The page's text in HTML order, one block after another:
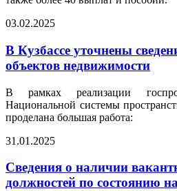
03.02.2025
В Кузбассе уточнены
объектов недвижимости
В рамках реализации
Национальной системы
проделана большая работа:
31.01.2025
Сведения о наличии
должностей по состоянию